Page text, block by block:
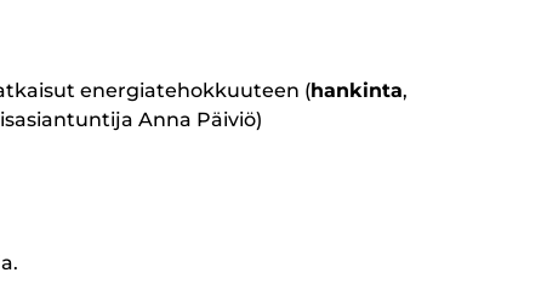
energiatehokkuuteen (hankinta,
Anna Päiviö)